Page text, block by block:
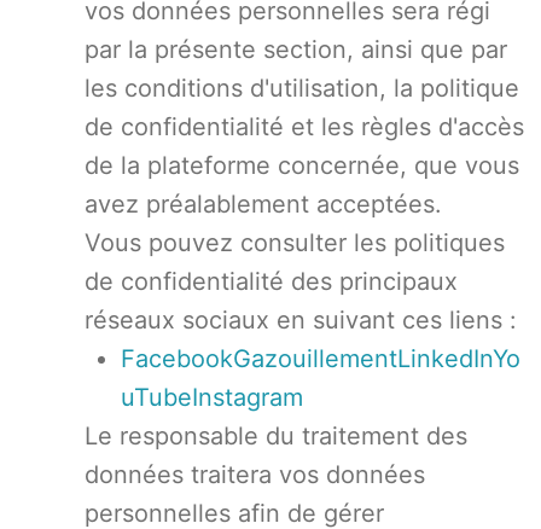
vos données personnelles sera régi
par la présente section, ainsi que par
les conditions d'utilisation, la politique
de confidentialité et les règles d'accès
de la plateforme concernée, que vous
avez préalablement acceptées.
Vous pouvez consulter les politiques
de confidentialité des principaux
réseaux sociaux en suivant ces liens :
FacebookGazouillementLinkedInYo
uTubeInstagram
Le responsable du traitement des
données traitera vos données
personnelles afin de gérer